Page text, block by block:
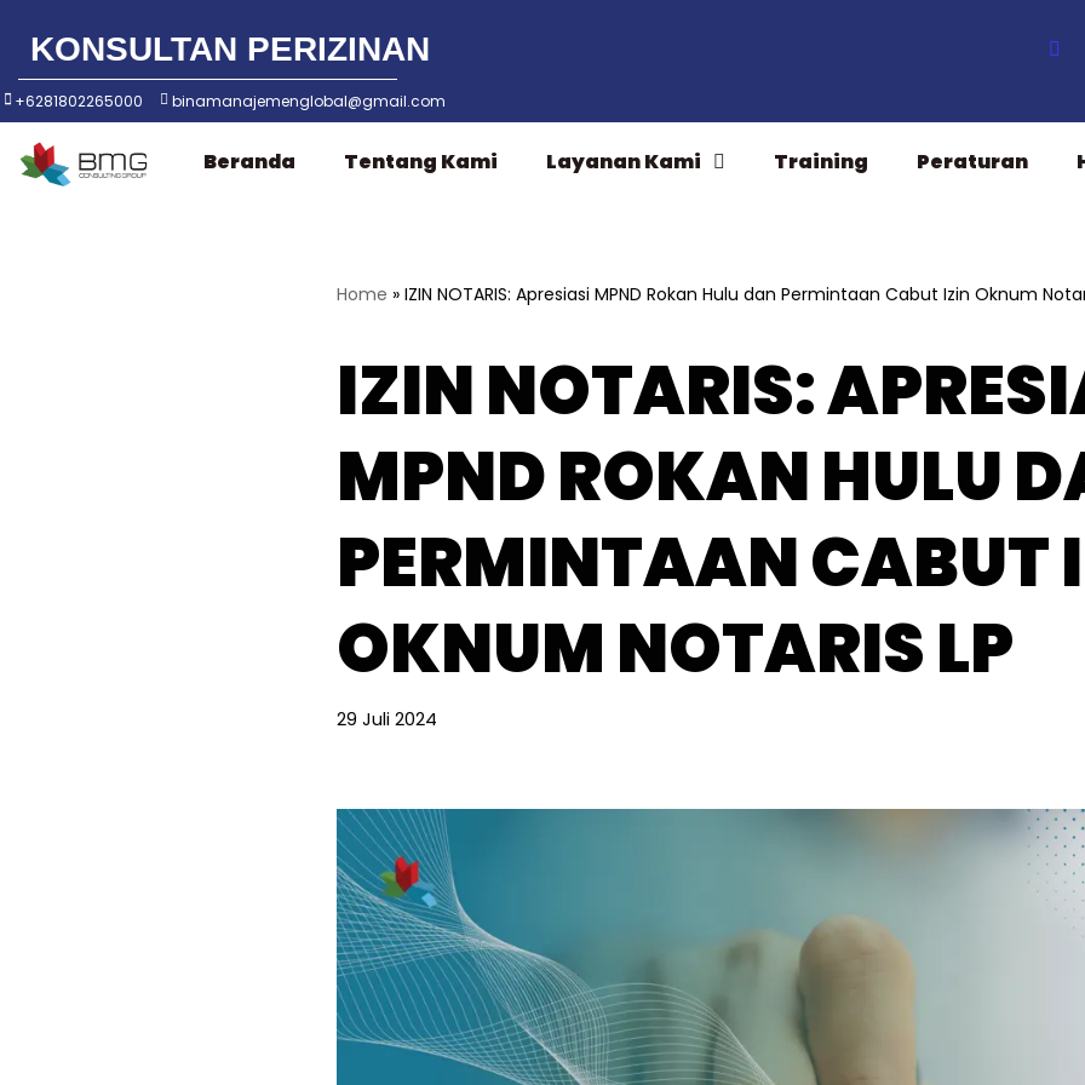
Lompat
ke
KONSULTAN PERIZINAN
+6281802265000 binamanajemenglobal@gmail.com
Beranda Tentang Kami Layanan Kami Training Peraturan
Home » IZIN NOTARIS: Apresiasi MPND Rokan Hulu dan Permintaan Cabut Izin Oknum
IZIN NOTARIS:
MPND ROKAN HULU
PERMINTAAN CABUT
OKNUM NOTARIS LP
29 Juli 2024